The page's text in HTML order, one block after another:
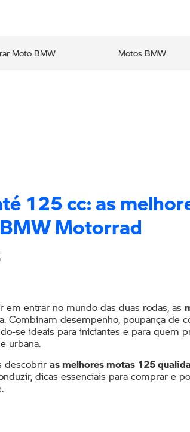
Moto BMW Motos BMW
125 cc: as
Motorrad
em entrar no mundo das duas rodas, as
Combinam desempenho, poupança de
se ideais para iniciantes e para quem
urbana.
descobrir as melhores motas 125
dicas essenciais para comprar e